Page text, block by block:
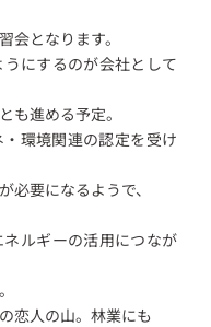
会となります。
にするのが会社として
も進める予定。
環境関連の認定を受け
要になるようで、
ルギーの活用につなが
恋人の山。林業にも